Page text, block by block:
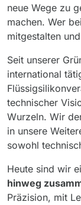
neue Wege zu
machen. Wer
mitgestalten
Seit unserer
international
technischer
Wurzeln. Wir
in unsere
sowohl
Heute sind wir
hinweg
Präzision, mit